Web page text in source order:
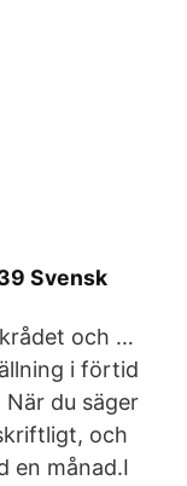
Svensk
och …
i förtid
du säger
och
en månad.I